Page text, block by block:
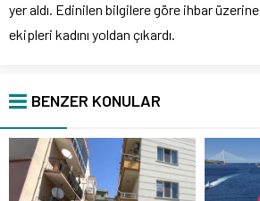
yer aldı. Edinilen bilgilere göre ihbar
ekipleri kadını yoldan çıkardı.
BENZER KONULAR